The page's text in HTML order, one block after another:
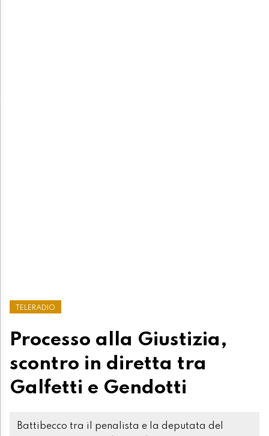
TELERADIO
Processo alla Giustizia,
scontro in diretta tra
Galfetti e Gendotti
Battibecco tra il penalista e la deputata del